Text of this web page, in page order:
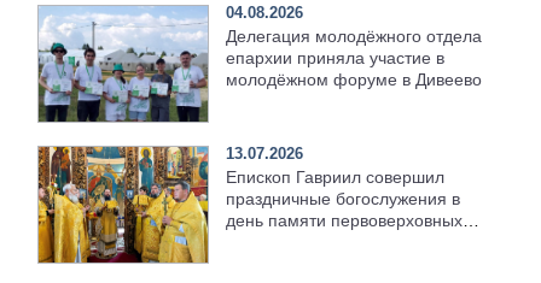
04.08.2026
Делегация молодёжного отдела
епархии приняла участие в
молодёжном форуме в Дивеево
13.07.2026
Епископ Гавриил совершил
праздничные богослужения в
день памяти первоверховных